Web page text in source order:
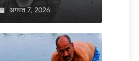
अगस्त 7, 2026